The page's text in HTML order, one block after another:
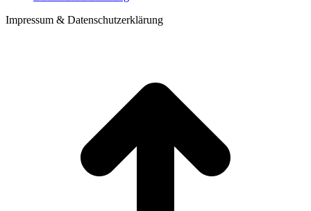
Impressum & Datenschutzerklärung